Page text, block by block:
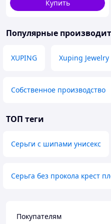
Купить
Популярные
XUPING Xuping Jewelry
Собственное производство
ТОП теги
Серьги с шипами унисекс
Серьга без прокола крест
Покупателям